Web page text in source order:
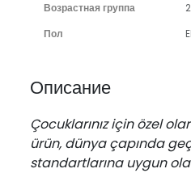
Возрастная группа
Пол
Описание
Çocuklarınız için özel
ürün, dünya çapında
standartlarına uygun